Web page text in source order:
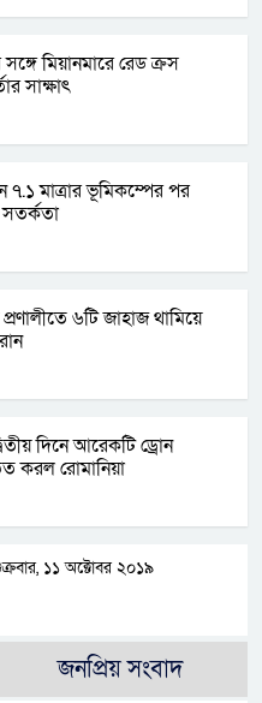
সঙ্গে মিয়ানমারে রেড ক্রস
সাক্ষাৎ
৭.১ মাত্রার ভূমিকম্পের পর
৬টি জাহাজ থামিয়ে
দিনে আরেকটি ড্রোন
করল রোমানিয়া
১১ অক্টোবর ২০১৯
জনপ্রিয় সংবাদ